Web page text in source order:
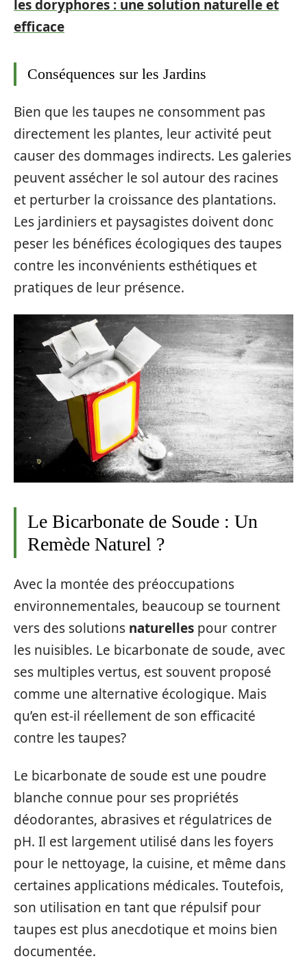
les doryphores : une solution naturelle et
efficace
Conséquences sur les Jardins
Bien que les taupes ne consomment pas
directement les plantes, leur activité peut
causer des dommages indirects. Les galeries
peuvent assécher le sol autour des racines
et perturber la croissance des plantations.
Les jardiniers et paysagistes doivent donc
peser les bénéfices écologiques des taupes
contre les inconvénients esthétiques et
pratiques de leur présence.
Le Bicarbonate de Soude : Un
Remède Naturel ?
Avec la montée des préoccupations
environnementales, beaucoup se tournent
vers des solutions naturelles pour contrer
les nuisibles. Le bicarbonate de soude, avec
ses multiples vertus, est souvent proposé
comme une alternative écologique. Mais
qu’en est-il réellement de son efficacité
contre les taupes?
Le bicarbonate de soude est une poudre
blanche connue pour ses propriétés
déodorantes, abrasives et régulatrices de
pH. Il est largement utilisé dans les foyers
pour le nettoyage, la cuisine, et même dans
certaines applications médicales. Toutefois,
son utilisation en tant que répulsif pour
taupes est plus anecdotique et moins bien
documentée.